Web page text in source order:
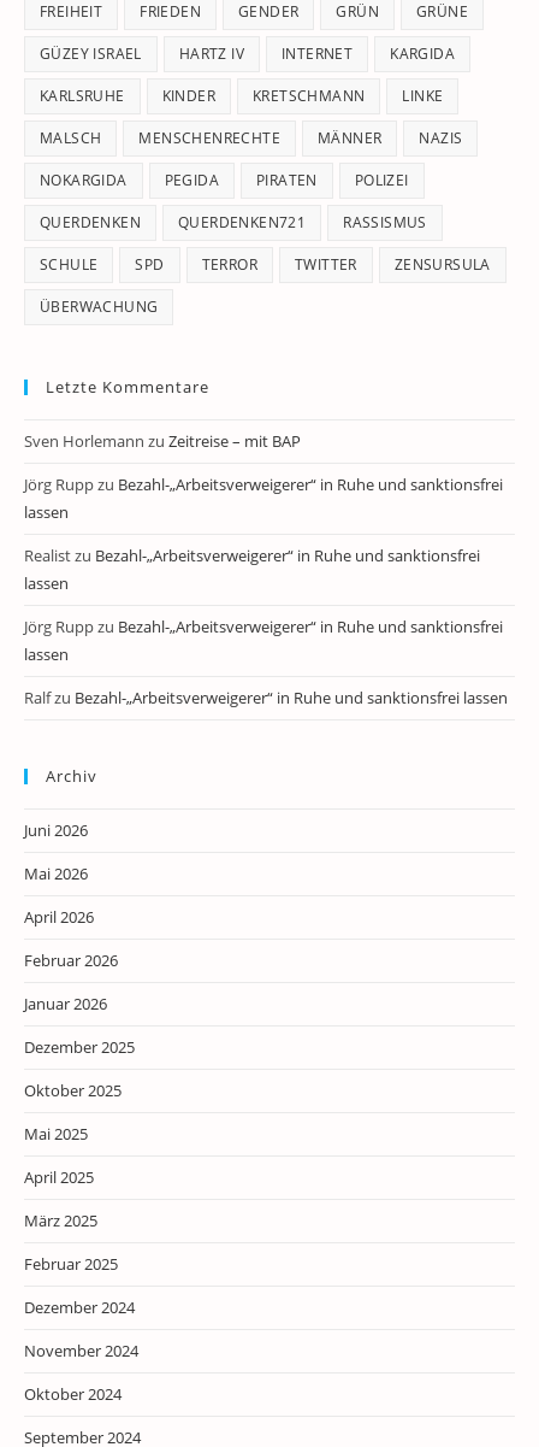
FREIHEIT FRIEDEN GENDER GRÜN GRÜNE
GÜZEY ISRAEL HARTZ IV INTERNET KARGIDA
KARLSRUHE KINDER KRETSCHMANN LINKE
MALSCH MENSCHENRECHTE MÄNNER NAZIS
NOKARGIDA PEGIDA PIRATEN POLIZEI
QUERDENKEN QUERDENKEN721 RASSISMUS
SCHULE SPD TERROR TWITTER ZENSURSULA
ÜBERWACHUNG
Letzte Kommentare
Sven Horlemann zu Zeitreise – mit BAP
Jörg Ruppzu Bezahl-„Arbeitsverweigerer“ in Ruhe und sanktionsfrei
lassen
Realistzu Bezahl-„Arbeitsverweigerer“ in Ruhe und sanktionsfrei
lassen
Jörg Ruppzu Bezahl-„Arbeitsverweigerer“ in Ruhe und sanktionsfrei
lassen
Ralfzu Bezahl-„Arbeitsverweigerer“ in Ruhe und sanktionsfrei lassen
Archiv
Juni 2026
Mai 2026
April 2026
Februar 2026
Januar 2026
Dezember 2025
Oktober 2025
Mai 2025
April 2025
März 2025
Februar 2025
Dezember 2024
November 2024
Oktober 2024
September 2024